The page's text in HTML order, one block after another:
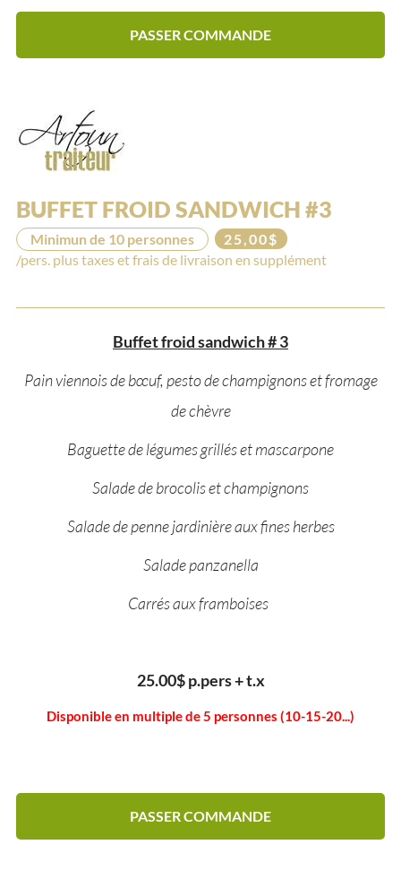
PASSER COMMANDE
BUFFET FROID SANDWICH #3
Minimun de 10 personnes
25,00$
/pers. plus taxes et frais de livraison en supplément
Buffet froid sandwich # 3
Pain viennois de bœuf, pesto de champignons et fromage
de chèvre
Baguette de légumes grillés et mascarpone
Salade de brocolis et champignons
Salade de penne jardinière aux fines herbes
Salade panzanella
Carrés aux framboises
25.00$ p.pers + t.x
Disponible en multiple de 5 personnes (10-15-20...)
PASSER COMMANDE